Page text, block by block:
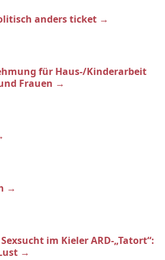
anders ticket →
für Haus-/Kinderarbeit
Frauen →
→
im Kieler ARD-„Tatort“:
→